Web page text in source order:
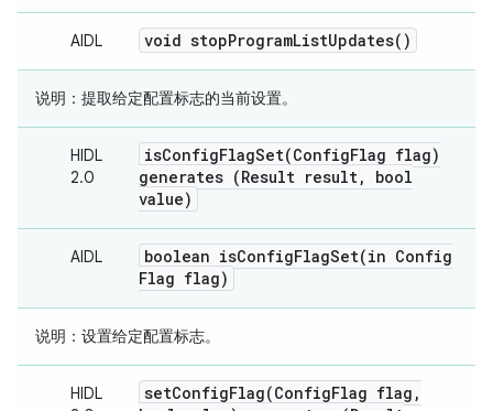
AIDL void stopProgramListUpdates( )
说明： 提取给定配置标志的当前设置。
HIDL
2.0
isConfigFlagSet(ConfigFlag flag)
generates (Result result,
bool
value)
AIDL boolean isConfigFlagSet(in Config
Flag flag)
说明 ：设置给定配置标志。
HIDL
setConfigFlag(ConfigFlag flag ,